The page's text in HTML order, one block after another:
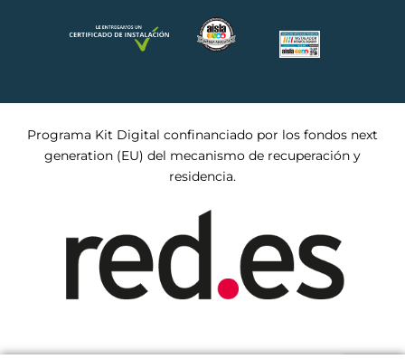
Programa Kit Digital confinanciado por los fondos next
generation (EU) del mecanismo de recuperación y
residencia.